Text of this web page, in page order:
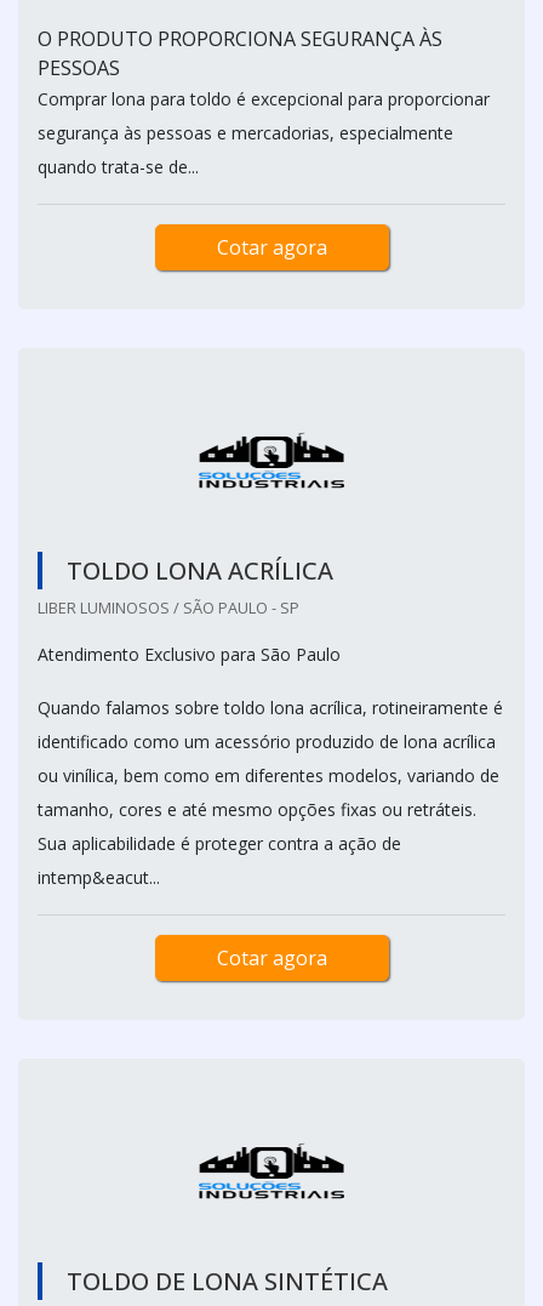
O PRODUTO PROPORCIONA SEGURANÇA ÀS
PESSOAS
Comprar lona para toldo é excepcional para proporcionar
segurança às pessoas e mercadorias, especialmente
quando trata-se de...
Cotar agora
TOLDO LONA ACRÍLICA
LIBER LUMINOSOS / SÃO PAULO - SP
Atendimento Exclusivo para São Paulo
Quando falamos sobre toldo lona acrílica, rotineiramente é
identificado como um acessório produzido de lona acrílica
ou vinílica, bem como em diferentes modelos, variando de
tamanho, cores e até mesmo opções fixas ou retráteis.
Sua aplicabilidade é proteger contra a ação de
intemp&eacut...
Cotar agora
TOLDO DE LONA SINTÉTICA